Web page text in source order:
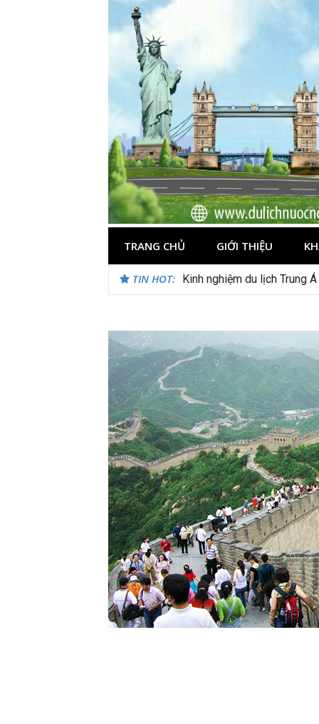
TRANG CHỦ GIỚI THIỆU
TIN HOT: Kinh nghiệm du lịch Trung
Du lịch Maldives – Lần